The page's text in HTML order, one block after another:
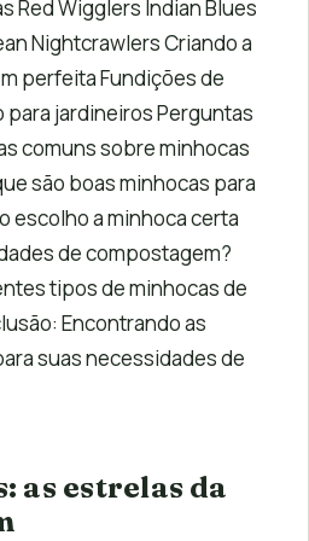
Red Wigglers Indian Blues
Nightcrawlers Criando a
perfeita Fundições de
jardineiros Perguntas
comuns sobre minhocas
são boas minhocas para
escolho a minhoca certa
de compostagem?
tipos de minhocas de
Encontrando as
suas necessidades de
as estrelas da